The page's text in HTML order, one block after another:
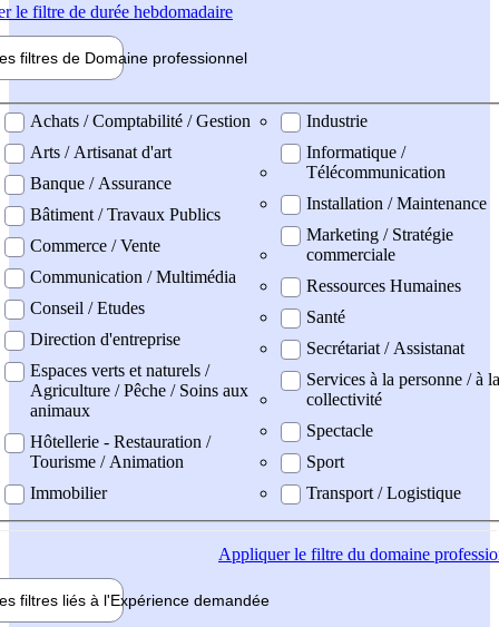
le filtre de durée hebdomadaire
filtres de Domaine professionnel
professionel
Achats / Comptabilité / Gestion
Arts / Artisanat d'art
Banque / Assurance
Bâtiment / Travaux Publics
Commerce / Vente
Communication / Multimédia
Conseil / Etudes
Direction d'entreprise
Espaces verts et naturels /
Agriculture / Pêche / Soins aux
animaux
Hôtellerie - Restauration /
Tourisme / Animation
Immobilier
Industrie
Informatique /
Télécommunication
Installation / Maintenance
Marketing / Stratégie
commerciale
Ressources Humaines
Santé
Secrétariat / Assistanat
Services à la personne / à la
collectivité
Spectacle
Sport
Transport / Logistique
Appliquerle filtre du domaine
filtres liés à l'Expérience demandée